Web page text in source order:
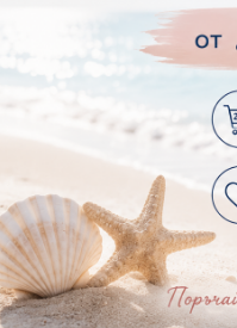
Елементи от хартия -
Елементи от хартия - Други
Елементи от хартия - Микс
Елементи от хартия - Коледа и
Елементи от бирен картон
Елементи от бирен картон -
Елементи от бирен картон -
Елементи от бирен картон -
Елементи от бирен картон -
Елементи от бирен картон -